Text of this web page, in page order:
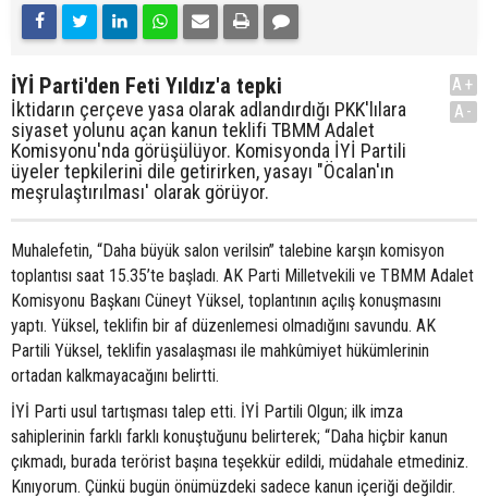
İYİ Parti'den Feti Yıldız'a tepki
İktidarın çerçeve yasa olarak adlandırdığı PKK'lılara
siyaset yolunu açan kanun teklifi TBMM Adalet
Komisyonu'nda görüşülüyor. Komisyonda İYİ Partili
üyeler tepkilerini dile getirirken, yasayı "Öcalan'ın
meşrulaştırılması' olarak görüyor.
A+
A-
Muhalefetin, “Daha büyük salon verilsin” talebine karşın komisyon
toplantısı saat 15.35’te başladı. AK Parti Milletvekili ve TBMM Adalet
Komisyonu Başkanı Cüneyt Yüksel, toplantının açılış konuşmasını
yaptı. Yüksel, teklifin bir af düzenlemesi olmadığını savundu. AK
Partili Yüksel, teklifin yasalaşması ile mahkûmiyet hükümlerinin
ortadan kalkmayacağını belirtti.
İYİ Parti usul tartışması talep etti. İYİ Partili Olgun; ilk imza
sahiplerinin farklı farklı konuştuğunu belirterek; “Daha hiçbir kanun
çıkmadı, burada terörist başına teşekkür edildi, müdahale etmediniz.
Kınıyorum. Çünkü bugün önümüzdeki sadece kanun içeriği değildir.